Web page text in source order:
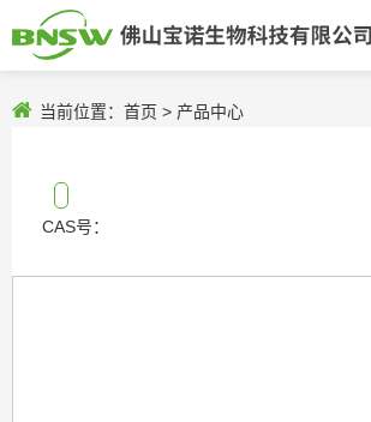
当前位置： 首页 > 产品中心
CAS号：